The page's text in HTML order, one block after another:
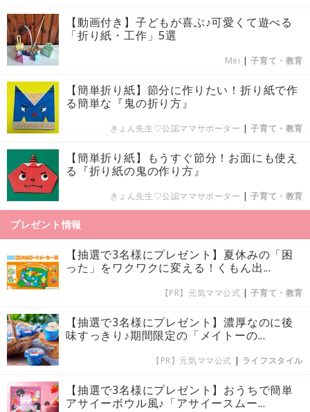
【動画付き】子どもが喜ぶ♪可愛くて遊べる
「折り紙・工作」5選
Mei |子育て・教育
【簡単折り紙】節分に作りたい！折り紙で作
る簡単な『鬼の折り方』
きょん先生♡公認ママサポーター |子育て・教育
【簡単折り紙】もうすぐ節分！お面にも使え
る『折り紙の鬼の作り方』
きょん先生♡公認ママサポーター |子育て・教育
プレゼント情報
【抽選で3名様にプレゼント】夏休みの「困
った」をワクワクに変える！くもん出...
【PR】元気ママ公式 |子育て・教育
【抽選で3名様にプレゼント】濃厚なのに後
味すっきり♪期間限定の「メイトーの...
【PR】元気ママ公式 | ライフスタイル
【抽選で3名様にプレゼント】おうちで簡単
アサイーボウル風♪「アサイースムー...